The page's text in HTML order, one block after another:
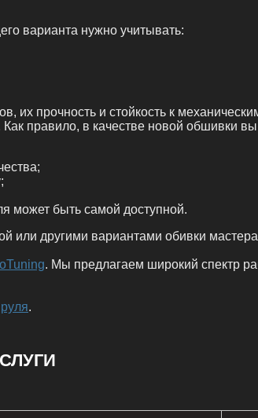
варианта нужно учитывать:
их прочность и стойкость к
правило, в качестве новой обшивки
может быть самой доступной.
или другими вариантами обивки
. Мы предлагаем широкий спектр
.